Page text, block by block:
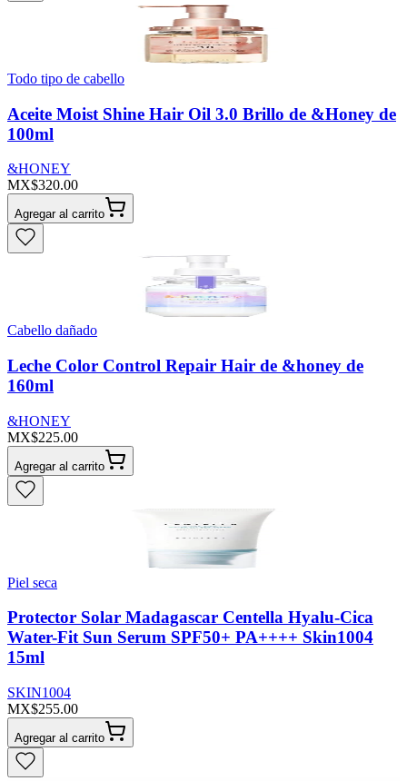
Todo tipo de cabello
Aceite Moist Shine Hair Oil 3.0 Brillo de &Honey de
100ml
&HONEY
MX$320.00
Agregar al carrito
Cabello dañado
Leche Color Control Repair Hair de &honey de
160ml
&HONEY
MX$225.00
Agregar al carrito
Piel seca
Protector Solar Madagascar Centella Hyalu-Cica
Water-Fit Sun Serum SPF50+ PA++++ Skin1004
15ml
SKIN1004
MX$255.00
Agregar al carrito